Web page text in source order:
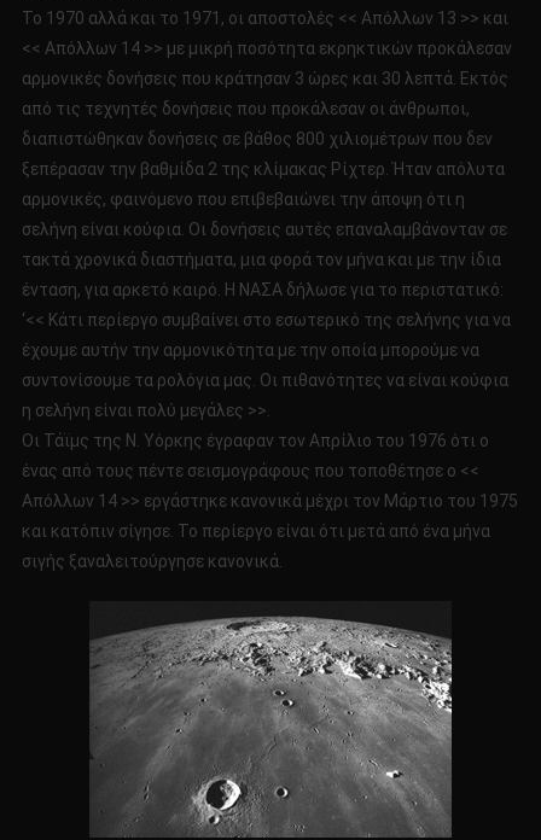
Το 1970 αλλά και το 1971, οι αποστολές << Απόλλων 13 >> και
<< Απόλλων 14 >> με μικρή ποσότητα εκρηκτικών προκάλεσαν
αρμονικές δονήσεις που κράτησαν 3 ώρες και 30 λεπτά. Εκτός
από τις τεχνητές δονήσεις που προκάλεσαν οι άνθρωποι,
διαπιστώθηκαν δονήσεις σε βάθος 800 χιλιομέτρων που δεν
ξεπέρασαν την βαθμίδα 2 της κλίμακας Ρίχτερ. Ήταν απόλυτα
αρμονικές, φαινόμενο που επιβεβαιώνει την άποψη ότι η
σελήνη είναι κούφια. Οι δονήσεις αυτές επαναλαμβάνονταν σε
τακτά χρονικά διαστήματα, μια φορά τον μήνα και με την ίδια
ένταση, για αρκετό καιρό. Η ΝΑΣΑ δήλωσε για το περιστατικό:
‘<< Κάτι περίεργο συμβαίνει στο εσωτερικό της σελήνης για να
έχουμε αυτήν την αρμονικότητα με την οποία μπορούμε να
συντονίσουμε τα ρολόγια μας. Οι πιθανότητες να είναι κούφια
η σελήνη είναι πολύ μεγάλες >>.
Οι Τάϊμς της Ν. Υόρκης έγραφαν τον Απρίλιο του 1976 ότι ο
ένας από τους πέντε σεισμογράφους που τοποθέτησε ο <<
Απόλλων 14 >> εργάστηκε κανονικά μέχρι τον Μάρτιο του 1975
και κατόπιν σίγησε. Το περίεργο είναι ότι μετά από ένα μήνα
σιγής ξαναλειτούργησε κανονικά.